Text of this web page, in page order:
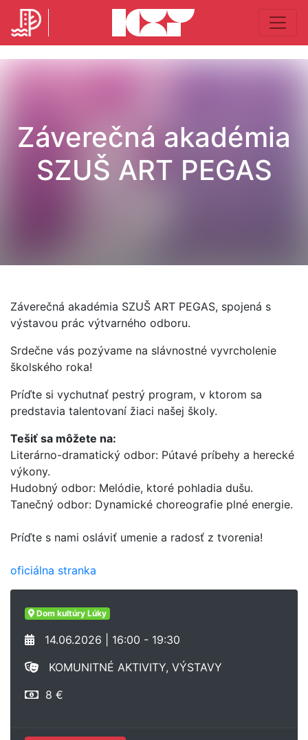
Záverečná akadémia
SZUŠ ART PEGAS
Záverečná akadémia SZUŠ ART PEGAS, spojená s
výstavou prác výtvarného odboru.
Srdečne vás pozývame na slávnostné vyvrcholenie
školského roka!
Príďte si vychutnať pestrý program, v ktorom sa
predstavia talentovaní žiaci našej školy.
Tešiť sa môžete na:
Literárno-dramatický odbor: Pútavé príbehy a herecké
výkony.
Hudobný odbor: Melódie, ktoré pohladia dušu.
Tanečný odbor: Dynamické choreografie plné energie.
Príďte s nami osláviť umenie a radosť z tvorenia!
oficiálna stranka
Dom kultúry Lúky
14.06.2026 | 16:00 - 19:30
KOMUNITNÉ AKTIVITY, VÝSTAVY
8 €